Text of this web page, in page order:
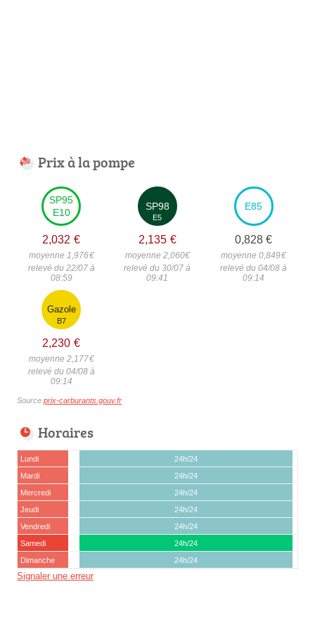
Prix à la pompe
SP95
E10
2,032 €
moyenne 1,976€
relevé du 22/07 à
08:59
SP98
E5
2,135 €
moyenne 2,060€
relevé du 30/07 à
09:41
E85
0,828 €
moyenne 0,849€
relevé du 04/08 à
09:14
Gazole
B7
2,230 €
moyenne 2,177€
relevé du 04/08 à
09:14
Source prix-carburants.gouv.fr
Horaires
Lundi
24h/24
Mardi
24h/24
Mercredi
24h/24
Jeudi
24h/24
Vendredi
24h/24
Samedi
24h/24
Dimanche
24h/24
Signaler une erreur